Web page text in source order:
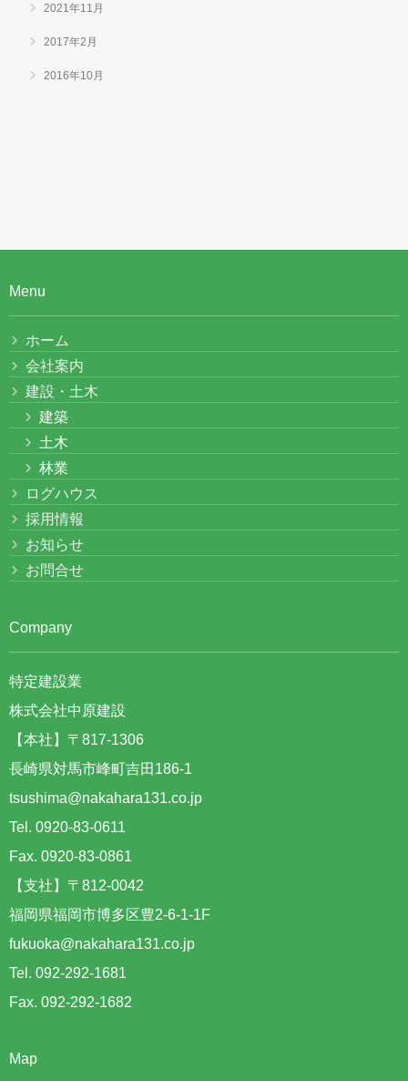
2021年11月
2017年2月
2016年10月
Menu
ホーム
会社案内
建設・土木
建築
土木
林業
ログハウス
採用情報
お知らせ
お問合せ
Company
特定建設業
株式会社中原建設
【本社】〒817-1306
長崎県対馬市峰町吉田186-1
tsushima@nakahara131.co.jp
Tel. 0920-83-0611
Fax. 0920-83-0861
【支社】〒812-0042
福岡県福岡市博多区豊2-6-1-1F
fukuoka@nakahara131.co.jp
Tel. 092-292-1681
Fax. 092-292-1682
Map